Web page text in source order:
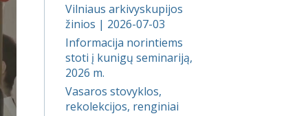
Vilniaus arkivyskupijos
žinios | 2026-07-03
Informacija norintiems
stoti į kunigų seminariją,
2026 m.
Vasaros stovyklos,
rekolekcijos, renginiai